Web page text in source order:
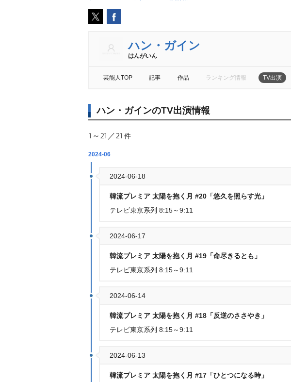
ハン・ガイン
はんがいん
芸能人TOP 記事 作品 ランキング情報 TV出演
ハン・ガインのTV出演情報
1～21／21 件
2024-06
2024-06-18
韓流プレミア 太陽を抱く月 #20「悠久を照らす光」
テレビ東京系列 8:15～9:11
2024-06-17
韓流プレミア 太陽を抱く月 #19「命尽きるとも」
テレビ東京系列 8:15～9:11
2024-06-14
韓流プレミア 太陽を抱く月 #18「反逆のささやき」
テレビ東京系列 8:15～9:11
2024-06-13
韓流プレミア 太陽を抱く月 #17「ひとつになる時」